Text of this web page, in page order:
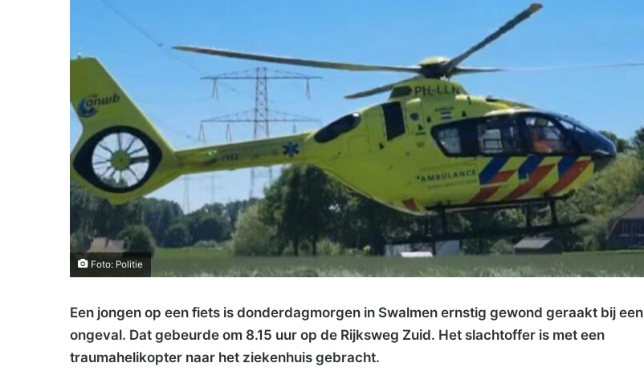
Foto: Politie
Een jongen op een fiets is donderdagmorgen in Swalmen ernstig gewond geraakt bij een
ongeval. Dat gebeurde om 8.15 uur op de Rijksweg Zuid. Het slachtoffer is met een
traumahelikopter naar het ziekenhuis gebracht.